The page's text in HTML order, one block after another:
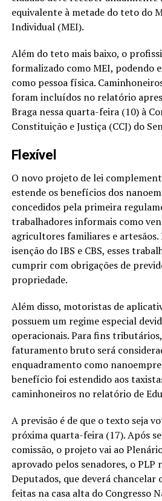
equivalente à metade do teto do
Individual (MEI).
Além do teto mais baixo, o
formalizado como MEI, podendo
como pessoa física.
foram incluídos no relatório
Braga nessa quarta-feira (10) à
Constituição e Justiça (CCJ) do
Flexível
O novo projeto de lei
estende os benefícios dos
concedidos pela primeira
trabalhadores informais como
agricultores familiares e
isenção do IBS e CBS, esses
cumprir com obrigações de
propriedade.
Além disso, motoristas de
possuem um regime especial
operacionais. Para fins
faturamento bruto será
enquadramento como
benefício foi estendido aos
caminhoneiros no relatório de
A previsão é de que o texto seja
próxima quarta-feira (17). Após
comissão, o projeto vai ao
aprovado pelos senadores, o PLP
Deputados, que deverá chancelar
feitas na casa alta do Congresso